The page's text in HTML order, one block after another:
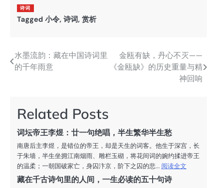
诗词
Tagged 小令, 诗词, 赏析
文
章
航
水墨流韵：藏在中国诗词里
的千年雨意
金瓯有缺，丹心不灭——
《金瓯缺》的历史重量与精
神回响
Related Posts
词坛帝王李煜：廿一句绝唱，半生繁华半生愁
南唐后主李煜，是错位的帝王，却是天生的词客。他生于深宫，长
于朱墙，半生坐拥江南烟雨、雕栏玉砌，将花间词的婉约揉进帝王
的温柔；一朝国破家亡，身囚汴京，阶下之囚的悲... 阅读全文
藏在千古诗句里的人间，一生必读的五十句诗